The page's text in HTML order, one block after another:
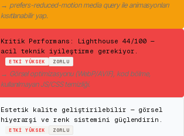
→ prefers-reduced-motion media query ile animasyonları
kısıtlanabilir yap.
Kritik Performans: Lighthouse 44/100 —
acil teknik iyileştirme gerekiyor.
ETKIYÜKSEK ZORLU
→ Görsel optimizasyonu (WebP/AVIF), kod bölme,
kullanılmayan JS/CSS temizliği.
Estetik kalite geliştirilebilir — görsel
hiyerarşi ve renk sistemini güçlendirin.
ETKIYÜKSEK ZORLU